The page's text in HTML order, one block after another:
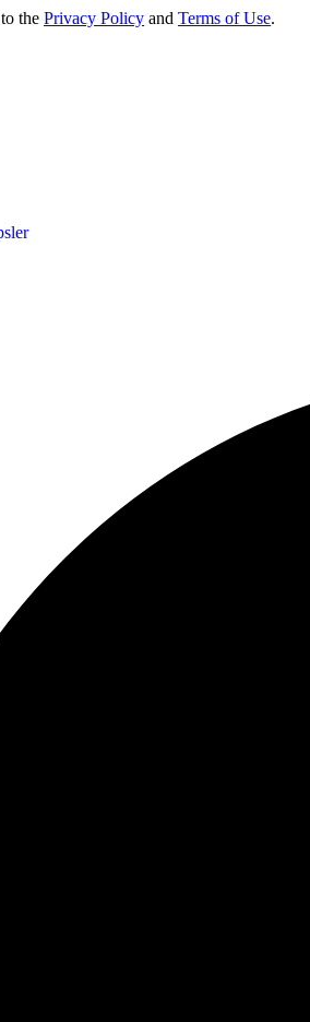
the Privacy Policy and Terms of Use.